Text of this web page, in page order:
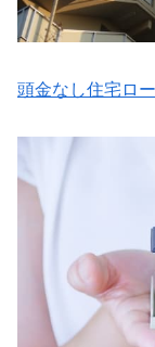
頭金なし住宅ロ